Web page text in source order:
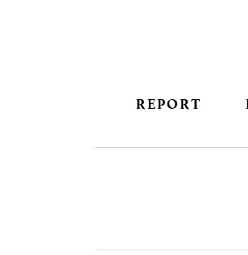
REPORT